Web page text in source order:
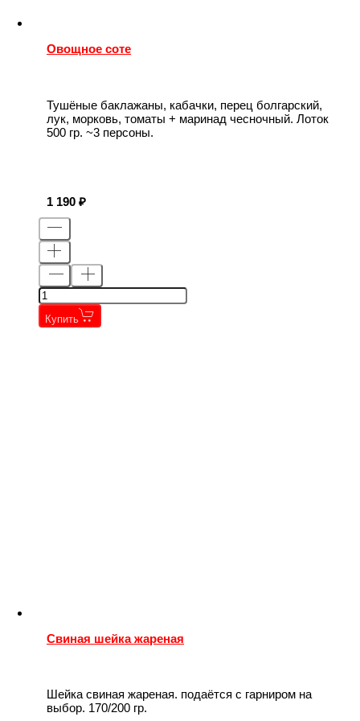
Овощное соте
Тушёные баклажаны, кабачки, перец болгарский,
лук, морковь, томаты + маринад чесночный. Лоток
500 гр. ~3 персоны.
1 190
Купить
Свиная шейка жареная
Шейка свиная жареная. подаётся с гарниром на
выбор. 170/200 гр.